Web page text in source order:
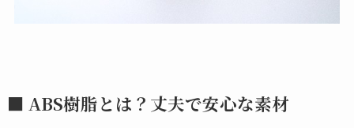
■ ABS樹脂とは？丈夫で安心な素材